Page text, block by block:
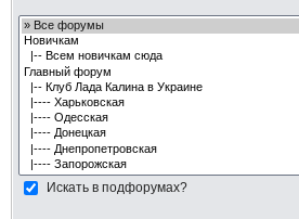
Искать в подфорумах?